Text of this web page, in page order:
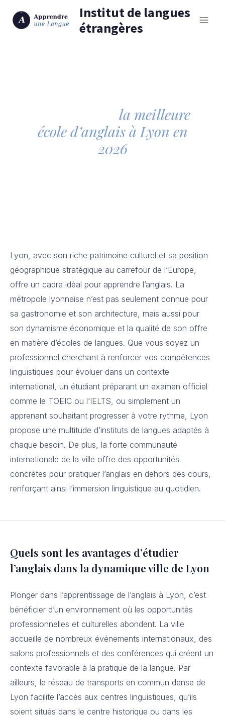
Institut de langues
étrangères
la meilleure
école d’anglais à Lyon en
2026
Lyon, avec son riche patrimoine culturel et sa position
géographique stratégique au carrefour de l’Europe,
offre un cadre idéal pour apprendre l’anglais. La
métropole lyonnaise n’est pas seulement connue pour
sa gastronomie et son architecture, mais aussi pour
son dynamisme économique et la qualité de son offre
en matière d’écoles de langues. Que vous soyez un
professionnel cherchant à renforcer vos compétences
linguistiques pour évoluer dans un contexte
international, un étudiant préparant un examen officiel
comme le TOEIC ou l’IELTS, ou simplement un
apprenant souhaitant progresser à votre rythme, Lyon
propose une multitude d’instituts de langues adaptés à
chaque besoin. De plus, la forte communauté
internationale de la ville offre des opportunités
concrètes pour pratiquer l’anglais en dehors des cours,
renforçant ainsi l’immersion linguistique au quotidien.
Quels sont les avantages d’étudier
l’anglais dans la dynamique ville de Lyon
Plonger dans l’apprentissage de l’anglais à Lyon, c’est
bénéficier d’un environnement où les opportunités
professionnelles et culturelles abondent. La ville
accueille de nombreux événements internationaux, des
salons professionnels et des conférences qui créent un
contexte favorable à la pratique de la langue. Par
ailleurs, le réseau de transports en commun dense de
Lyon facilite l’accès aux centres linguistiques, qu’ils
soient situés dans le centre historique ou dans les